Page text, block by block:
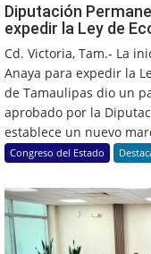
Diputación
expedir la Ley de
Cd. Victoria, Tam.- La
Anaya para expedir la
de Tamaulipas dio un
aprobado por la
establece un nuevo
Congreso del Estado